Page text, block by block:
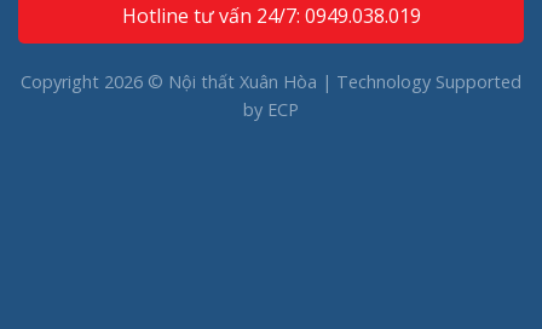
Hotline tư vấn 24/7: 0949.038.019
Copyright 2026 © Nội thất Xuân Hòa | Technology Supported
by ECP